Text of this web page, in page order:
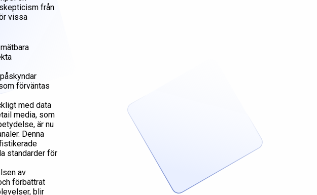
från
vissa
förväntas
med data
media, som
är nu
Denna
standarder för
av
förbättrat
blir